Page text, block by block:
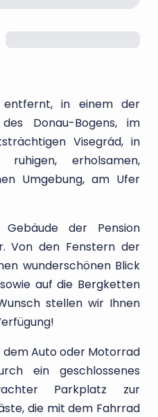
in einem der
Donau-Bogens, im
Visegrád, in
ruhigen, erholsamen,
Umgebung, am Ufer
der Pension
Von den Fenstern der
wunderschönen Blick
auf die Bergketten
stellen wir Ihnen
dem Auto oder Motorrad
ein geschlossenes
Parkplatz zur
die mit dem Fahrrad